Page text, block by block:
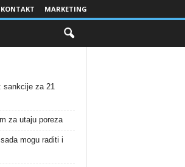
KONTAKT MARKETING
sankcije za 21
za utaju poreza
mogu raditi i